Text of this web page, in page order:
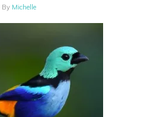
By Michelle